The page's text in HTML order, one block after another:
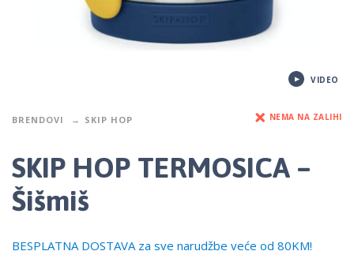
VIDEO
BRENDOVI SKIP HOP NEMA NA ZALIHI
SKIP HOP TERMOSICA –
Šišmiš
BESPLATNA DOSTAVA za sve narudžbe veće od 80KM!